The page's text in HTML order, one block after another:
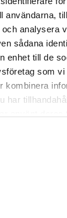
användarna,
analysera
sådana
enhet till de
som
kombinera
har
via
Ett återkallat
som